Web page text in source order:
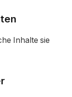
Inhalte sie